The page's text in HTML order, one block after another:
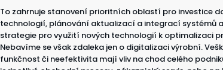
To zahrnuje stanovení prioritních oblastí pro investice
technologií, plánování aktualizací a integrací systémů
strategie pro využití nových technologií k optimalizaci
Nebavíme se však zdaleka jen o digitalizaci výrobní.
funkčnost či neefektivita mají vliv na chod celého